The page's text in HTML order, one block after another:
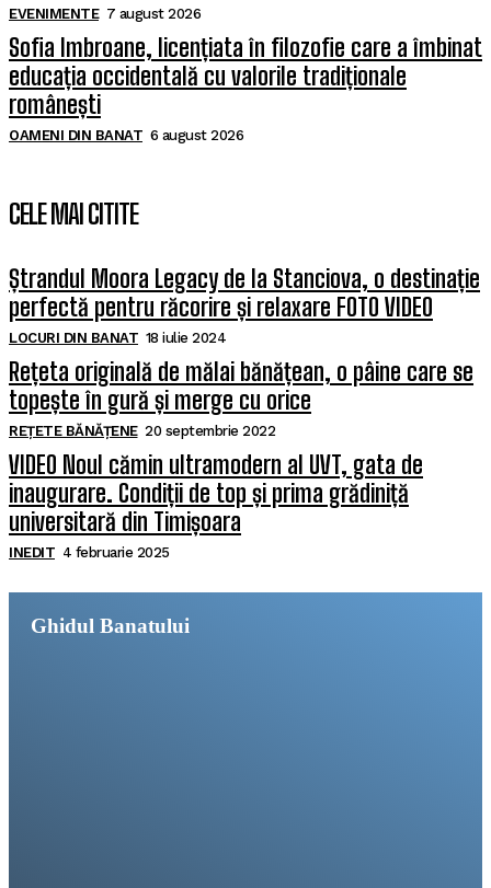
EVENIMENTE 7 august 2026
Sofia Imbroane, licențiata în filozofie care a îmbinat
educația occidentală cu valorile tradiționale
românești
OAMENI DIN BANAT 6 august 2026
CELE MAI CITITE
Ștrandul Moora Legacy de la Stanciova, o destinație
perfectă pentru răcorire și relaxare FOTO VIDEO
LOCURI DIN BANAT 18 iulie 2024
Rețeta originală de mălai bănățean, o pâine care se
topește în gură și merge cu orice
REȚETE BĂNĂȚENE 20 septembrie 2022
VIDEO Noul cămin ultramodern al UVT, gata de
inaugurare. Condiții de top și prima grădiniță
universitară din Timișoara
INEDIT 4 februarie 2025
Ghidul Banatului